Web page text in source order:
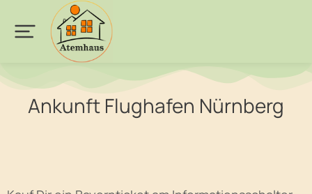
Ankunft Flughafen Nürnberg